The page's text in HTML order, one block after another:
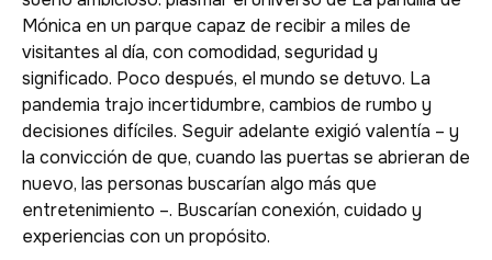
Mónica en un parque capaz de recibir a miles de
visitantes al día, con comodidad, seguridad y
significado. Poco después, el mundo se detuvo. La
pandemia trajo incertidumbre, cambios de rumbo y
decisiones difíciles. Seguir adelante exigió valentía – y
la convicción de que, cuando las puertas se abrieran de
nuevo, las personas buscarían algo más que
entretenimiento –. Buscarían conexión, cuidado y
experiencias con un propósito.